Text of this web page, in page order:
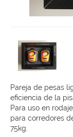
Pareja de pesas
eficiencia de la
Para uso en
para corredores
75kg.